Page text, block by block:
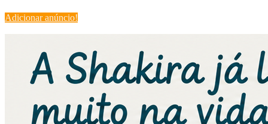
Adicionar anúncio!